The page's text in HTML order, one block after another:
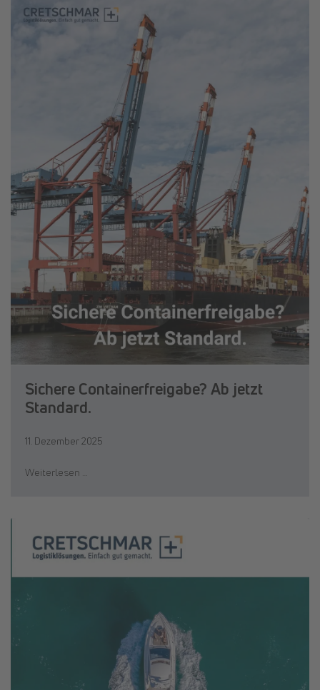
Sichere Containerfreigabe? Ab jetzt
Standard.
11. Dezember 2025
Weiterlesen …